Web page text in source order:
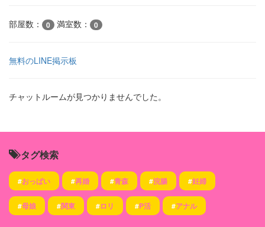
部屋数： 0 満室数： 0
無料のLINE掲示板
チャットルームが見つかりませんでした。
タグ検索
#おっぱい #再婚 #青森 #浣腸 #妊婦
#母娘 #関東 #ロリ #P活 #アナル